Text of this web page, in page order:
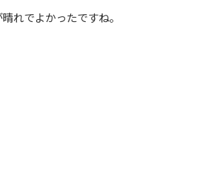
れでよかったですね。